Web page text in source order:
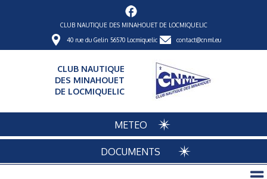
CLUB NAUTIQUE DES MINAHOUET DE LOCMIQUELIC
40 rue du Gelin 56570 Locmiquelic contact@cnml.eu
CLUB NAUTIQUE
DES MINAHOUET
DE LOCMIQUELIC
METEO
DOCUMENTS